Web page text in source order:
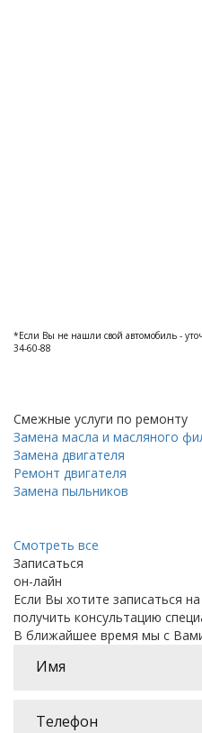
*Если Вы не нашли свой автомобиль -
34-60-88
Смежные услуги по ремонту
Замена масла и масляного
Замена двигателя
Ремонт двигателя
Замена пыльников
Смотреть все
Записаться
он-лайн
Если Вы хотите записаться
получить консультацию
В ближайшее время мы с